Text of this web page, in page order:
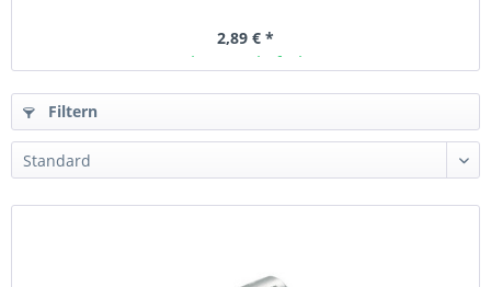
2,89 € *
Ab Lager lieferbar
Filtern